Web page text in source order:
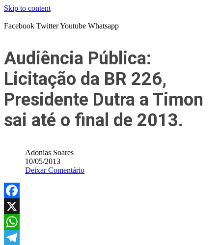
Skip to content
Facebook TwitterYoutube Whatsapp
Audiência Pública:
Licitação da BR 226,
Presidente Dutra a Timon
sai até o final de 2013.
Adonias Soares
10/05/2013
Deixar Comentário
Facebook
X
WhatsApp